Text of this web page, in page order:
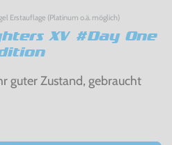
Erstauflage (Platinum o.ä. möglich)
XV #Day One
guter Zustand, gebraucht